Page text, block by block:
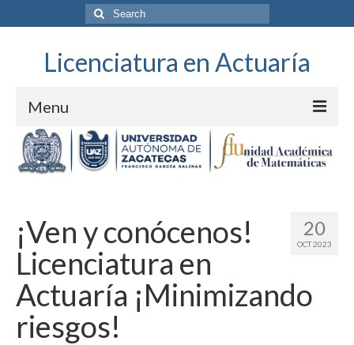
Search
for:
Licenciatura en Actuaría
Menu
Unidad Académica
20
OCT 2023
¡Ven y conócenos!
Licenciatura en
Actuaría ¡Minimizando
riesgos!